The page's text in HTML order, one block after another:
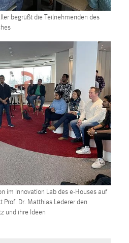
begrüßt die Teilnehmenden des
im Innovation Lab des e-Houses auf
Prof. Dr. Matthias Lederer den
und ihre Ideen